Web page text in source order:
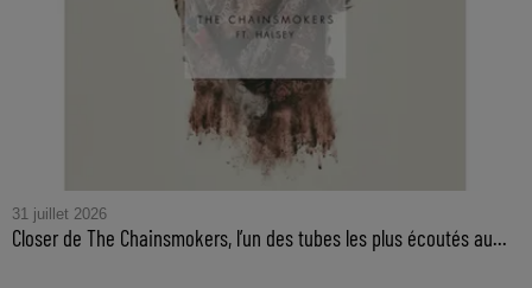
31 juillet 2026
Closer de The Chainsmokers, l’un des tubes les plus écoutés au...